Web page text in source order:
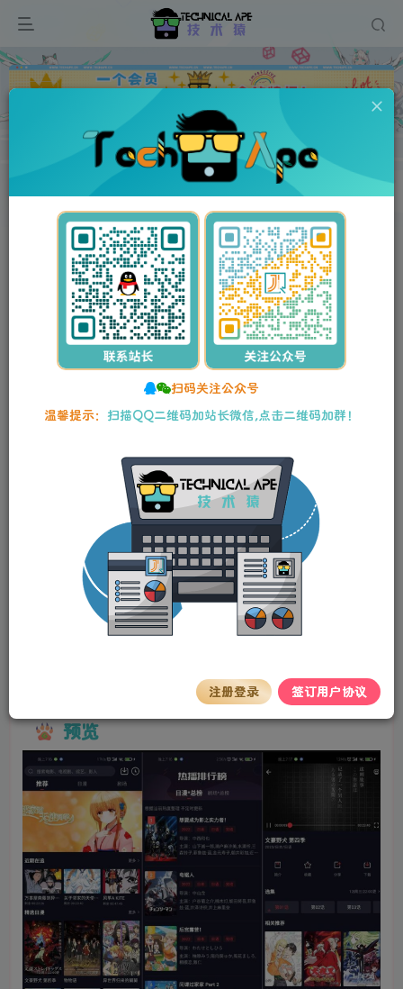
广告
网站源码
苹果CMS APP源码 仿小龟影视V2.1双端APP源码 带教程
此内容为付费资源，请付费后查看
Y币15 Y币55
【VIP】普通会员 Y币5 【SVIP】至尊会员
立即购买
您当前未登录！建议登录后购买，可保存购买订单。
本站资源均为作者特供和网友推荐收集整理而来，仅供学习和研究使
用，请在下载后24小时内删除，谢谢合作！
苹果CMS APP源码 仿小龟影视V2.1双端APP源
stalker
2年前更新
关注
简介
苹果CMS APP源码 仿小龟影视V2.1双端APP源码 带教程
预览
扫码关注公众号
温馨提示： 扫描QQ二维码加站长微信,点击二维码加群！
注册登录 签订用户协议